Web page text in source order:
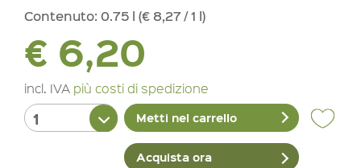
Contenuto: 0.75 l (€ 8,27 / 1 l)
€ 6,20
incl. IVA più costi di spedizione
Metti nel carrello
Acquista ora